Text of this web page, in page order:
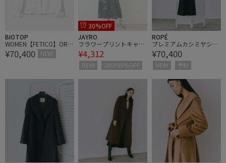
BIOTOP
WOMEN【FETICO】ORG
ANIC COTTON EMBROID
ERED BLOUSE
¥70,400 NEW!
30%OFF
JAYRO
フラワープリントキャミ
ワンピース
¥4,312
NEW! 2BUY10%OFF
ROPÉ
プレミアムカシミヤショ
ールカラーコート【一部
J'aDoRe限定カラー】/逸
品・26AW
¥70,400
NEW! 予約